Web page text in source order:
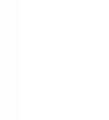
zwarte crème
gellak voor